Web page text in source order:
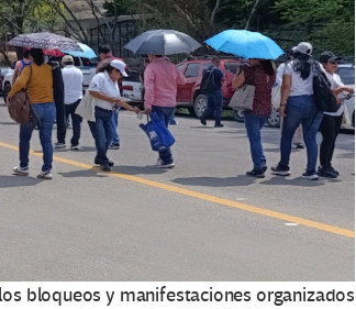
bloqueos y manifestaciones organizados